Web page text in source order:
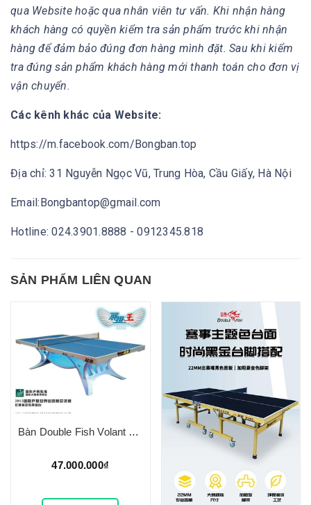
qua Website hoặc qua nhân viên tư vấn. Khi nhận hàng
khách hàng có quyền kiểm tra sản phẩm trước khi nhận
hàng để đảm bảo đúng đơn hàng mình đặt. Sau khi kiểm
tra đúng sản phẩm khách hàng mới thanh toán cho đơn vị
vận chuyển.
Các kênh khác của Website:
https://m.facebook.com/Bongban.top
Địa chỉ: 31 Nguyễn Ngọc Vũ, Trung Hòa, Cầu Giấy, Hà Nội
Email:Bongbantop@gmail.com
Hotline: 024.3901.8888 - 0912345.818
SẢN PHẨM LIÊN QUAN
Bàn Double Fish Volant King
47.000.000₫